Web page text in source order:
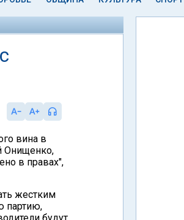
вина в
Онищенко,
в правах",
жестким
партию,